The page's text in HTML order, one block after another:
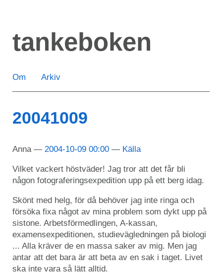
huvudinnehåll
tankeboken
Om Arkiv
20041009
Anna 2004-10-09 00:00 Källa
Vilket vackert höstväder! Jag tror att det får bli
någon fotograferingsexpedition upp på ett berg idag.
Skönt med helg, för då behöver jag inte ringa och
försöka fixa något av mina problem som dykt upp på
sistone. Arbetsförmedlingen, A-kassan,
examensexpeditionen, studievägledningen på biologi
... Alla kräver de en massa saker av mig. Men jag
antar att det bara är att beta av en sak i taget. Livet
ska inte vara så lätt alltid.